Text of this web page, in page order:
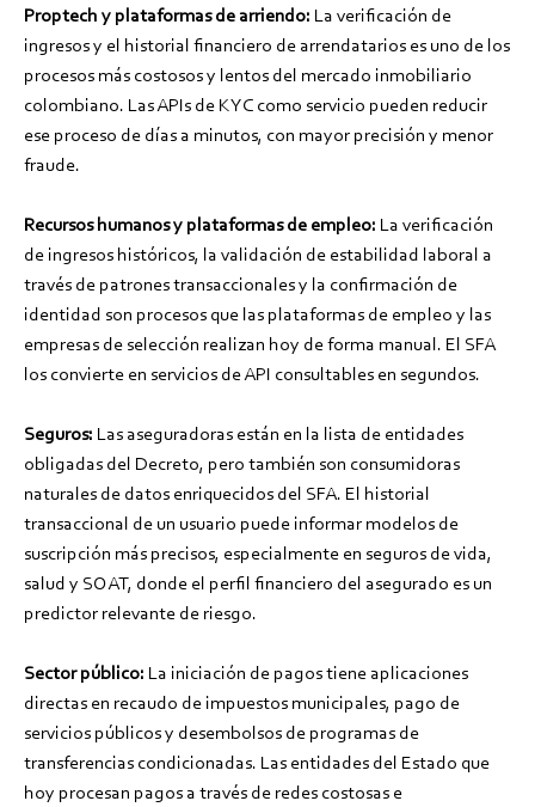
Proptech y plataformas de arriendo: La verificación de
ingresos y el historial financiero de arrendatarios es uno de los
procesos más costosos y lentos del mercado inmobiliario
colombiano. Las APIs de KYC como servicio pueden reducir
ese proceso de días a minutos, con mayor precisión y menor
fraude.
Recursos humanos y plataformas de empleo: La verificación
de ingresos históricos, la validación de estabilidad laboral a
través de patrones transaccionales y la confirmación de
identidad son procesos que las plataformas de empleo y las
empresas de selección realizan hoy de forma manual. El SFA
los convierte en servicios de API consultables en segundos.
Seguros: Las aseguradoras están en la lista de entidades
obligadas del Decreto, pero también son consumidoras
naturales de datos enriquecidos del SFA. El historial
transaccional de un usuario puede informar modelos de
suscripción más precisos, especialmente en seguros de vida,
salud y SOAT, donde el perfil financiero del asegurado es un
predictor relevante de riesgo.
Sector público: La iniciación de pagos tiene aplicaciones
directas en recaudo de impuestos municipales, pago de
servicios públicos y desembolsos de programas de
transferencias condicionadas. Las entidades del Estado que
hoy procesan pagos a través de redes costosas e